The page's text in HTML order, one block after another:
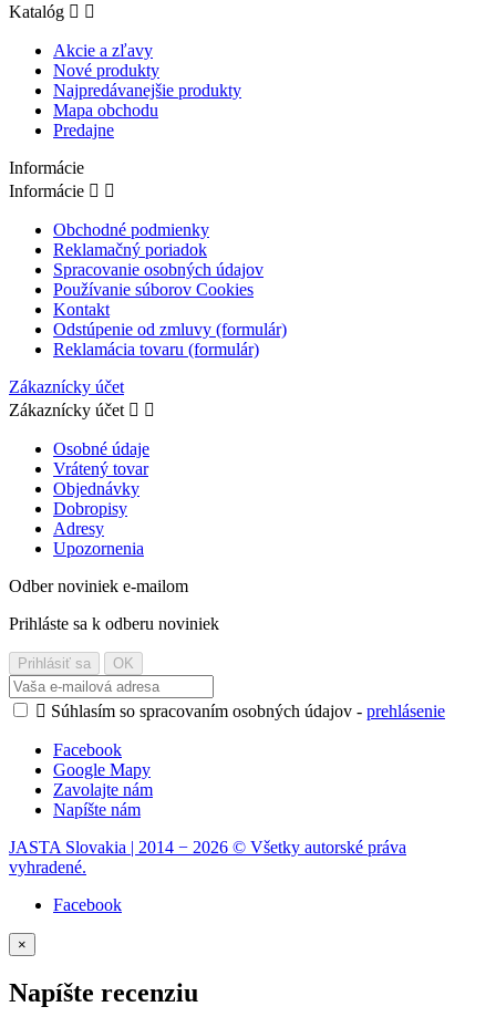
Katalóg  
Akcie a zľavy
Nové produkty
Najpredávanejšie produkty
Mapa obchodu
Predajne
Informácie
Informácie  
Obchodné podmienky
Reklamačný poriadok
Spracovanie osobných údajov
Používanie súborov Cookies
Kontakt
Odstúpenie od zmluvy (formulár)
Reklamácia tovaru (formulár)
Zákaznícky účet
Zákaznícky účet  
Osobné údaje
Vrátený tovar
Objednávky
Dobropisy
Adresy
Upozornenia
Odber noviniek e-mailom
Prihláste sa k odberu noviniek
 Súhlasím so spracovaním osobných údajov - prehlásenie
Facebook
Google Mapy
Zavolajte nám
Napíšte nám
JASTA Slovakia | 2014 − 2026 © Všetky autorské práva
vyhradené.
Facebook
×
Napíšte recenziu